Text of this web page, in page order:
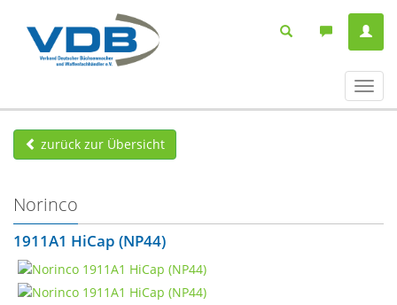
ein-/
zurück zur Übersicht
Norinco
1911A1 HiCap (NP44)